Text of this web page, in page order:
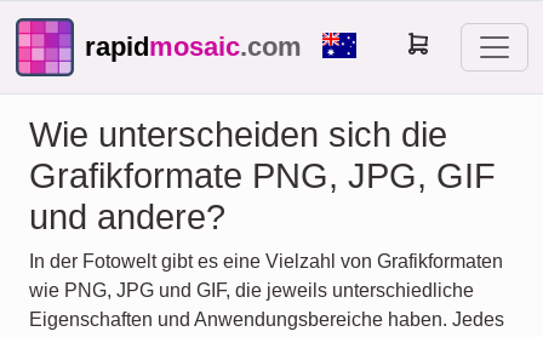
rapidmosaic.com
Wie unterscheiden sich die
Grafikformate PNG, JPG, GIF
und andere?
In der Fotowelt gibt es eine Vielzahl von Grafikformaten
wie PNG, JPG und GIF, die jeweils unterschiedliche
Eigenschaften und Anwendungsbereiche haben. Jedes